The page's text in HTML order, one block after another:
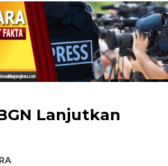
Lanjutkan